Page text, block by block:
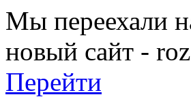
Мы переехали
новый сайт -
Перейти